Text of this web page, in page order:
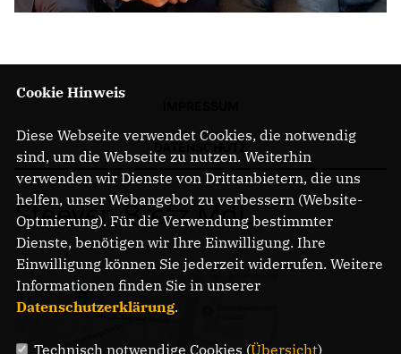
CDU Fraktion im Brandenburger Landtag
Steeven Bretz MdL
Cookie Hinweis
Diese Webseite verwendet Cookies, die notwendig
sind, um die Webseite zu nutzen. Weiterhin
verwenden wir Dienste von Drittanbietern, die uns
helfen, unser Webangebot zu verbessern (Website-
Optmierung). Für die Verwendung bestimmter
Dienste, benötigen wir Ihre Einwilligung. Ihre
Einwilligung können Sie jederzeit widerrufen. Weitere
Informationen finden Sie in unserer
Datenschutzerklärung.
Technisch notwendige Cookies (Übersicht)